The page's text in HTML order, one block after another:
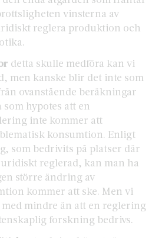
vinsterna av
reglera produktion och
detta skulle medföra kan vi
men kanske blir det inte som
ovanstående beräkningar
hypotes att en
inte kommer att
konsumtion. Enligt
som bedrivits på platser där
reglerad, kan man ha
större ändring av
kommer att ske. Men vi
mindre än att en reglering
forskning bedrivs.